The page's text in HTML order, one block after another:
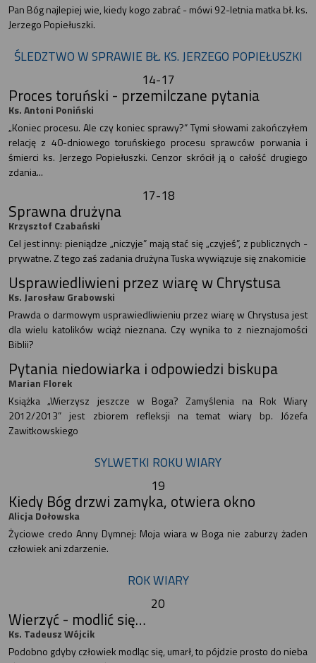
Pan Bóg najlepiej wie, kiedy kogo zabrać - mówi 92-letnia matka bł. ks.
Jerzego Popiełuszki.
ŚLEDZTWO W SPRAWIE BŁ. KS. JERZEGO POPIEŁUSZKI
14-17
Proces toruński - przemilczane pytania
Ks. Antoni Poniński
„Koniec procesu. Ale czy koniec sprawy?” Tymi słowami zakończyłem
relację z 40-dniowego toruńskiego procesu sprawców porwania i
śmierci ks. Jerzego Popiełuszki. Cenzor skrócił ją o całość drugiego
zdania...
17-18
Sprawna drużyna
Krzysztof Czabański
Cel jest inny: pieniądze „niczyje” mają stać się „czyjeś”, z publicznych -
prywatne. Z tego zaś zadania drużyna Tuska wywiązuje się znakomicie
Usprawiedliwieni przez wiarę w Chrystusa
Ks. Jarosław Grabowski
Prawda o darmowym usprawiedliwieniu przez wiarę w Chrystusa jest
dla wielu katolików wciąż nieznana. Czy wynika to z nieznajomości
Biblii?
Pytania niedowiarka i odpowiedzi biskupa
Marian Florek
Książka „Wierzysz jeszcze w Boga? Zamyślenia na Rok Wiary
2012/2013” jest zbiorem refleksji na temat wiary bp. Józefa
Zawitkowskiego
SYLWETKI ROKU WIARY
19
Kiedy Bóg drzwi zamyka, otwiera okno
Alicja Dołowska
Życiowe credo Anny Dymnej: Moja wiara w Boga nie zaburzy żaden
człowiek ani zdarzenie.
ROK WIARY
20
Wierzyć - modlić się…
Ks. Tadeusz Wójcik
Podobno gdyby człowiek modląc się, umarł, to pójdzie prosto do nieba